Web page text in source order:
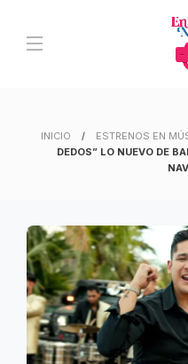
INICIO ESTRENOS EN
DEDOS” LO NUEVO DE